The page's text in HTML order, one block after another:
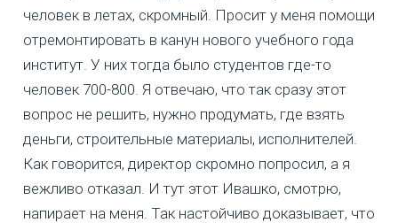
человек в летах, скромный. Просит у меня помощи
отремонтировать в канун нового учебного года
институт. У них тогда было студентов где-то
человек 700-800. Я отвечаю, что так сразу этот
вопрос не решить, нужно продумать, где взять
деньги, строительные материалы, исполнителей.
Как говорится, директор скромно попросил, а я
вежливо отказал. И тут этот Ивашко, смотрю,
напирает на меня. Так настойчиво доказывает, что